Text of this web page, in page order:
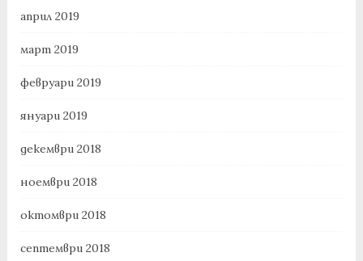
април 2019
март 2019
февруари 2019
януари 2019
декември 2018
ноември 2018
октомври 2018
септември 2018